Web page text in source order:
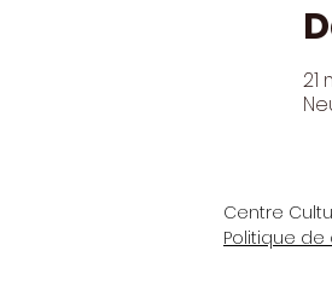
21
Centre
Politique de